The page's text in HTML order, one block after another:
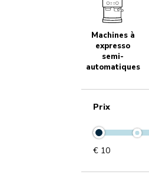
Machines à
expresso
semi-
automatiques
Prix
€ 10